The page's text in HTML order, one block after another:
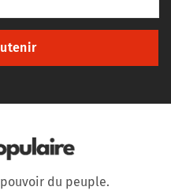
du peuple.